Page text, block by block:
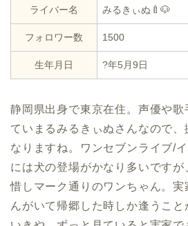
ライバー名 みるきぃぬ🍼🐶
フォロワー数 1500
生年月日 ?年5月9日
静岡県出身で東京在住。声優や歌
ていまるみるきぃぬさんなので、
なりますね。ワンセブンライブ/
には犬の登場がかなり多いです
惜しマーク通りのワンちゃん。実
んがいて帰郷した時しか逢うこと